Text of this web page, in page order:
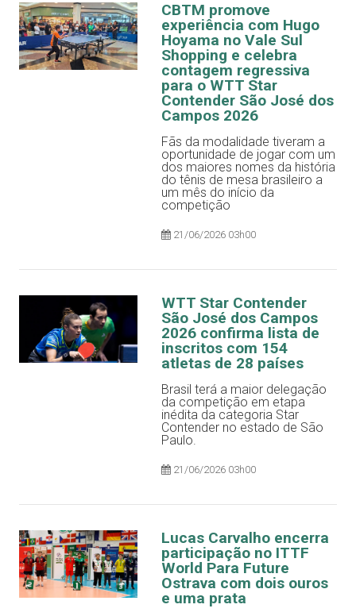
CBTM promove
experiência com Hugo
Hoyama no Vale Sul
Shopping e celebra
contagem regressiva
para o WTT Star
Contender São José dos
Campos 2026
Fãs da modalidade tiveram a
oportunidade de jogar com um
dos maiores nomes da história
do tênis de mesa brasileiro a
um mês do início da
competição
21/06/2026 03h00
WTT Star Contender
São José dos Campos
2026 confirma lista de
inscritos com 154
atletas de 28 países
Brasil terá a maior delegação
da competição em etapa
inédita da categoria Star
Contender no estado de São
Paulo.
21/06/2026 03h00
Lucas Carvalho encerra
participação no ITTF
World Para Future
Ostrava com dois ouros
e uma prata